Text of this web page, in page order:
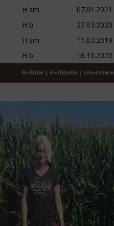
H sm 07.01.2021
H b 27.03.2020
H sm 11.03.2019
H b 16.10.2020
R=Rüde | H=Hündin |